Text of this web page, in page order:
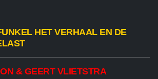
HET VERHAAL EN DE
& GEERT VLIETSTRA